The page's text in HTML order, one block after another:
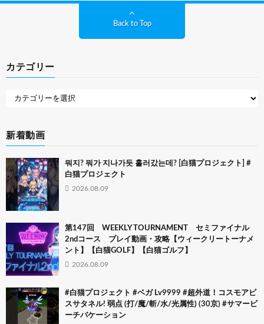
Back to Top
カテゴリー
新着動画
뭐지? 뭐가 지나가듯 흘러갔는데? [白猫プロジェクト] #
白猫プロジェクト
2026.08.09
第147回 WEEKLY TOURNAMENT セミファイナル
2ndコース プレイ動画・攻略【ウィークリートーナメ
ント】【白猫GOLF】【白猫ゴルフ】
2026.08.09
#白猫プロジェクト #ベガ Lv9999 #超外道！コスモアビ
スサタネル! 弱点 (打/魔/斬/水/光属性) (30京) #サマービ
ーチバケーション